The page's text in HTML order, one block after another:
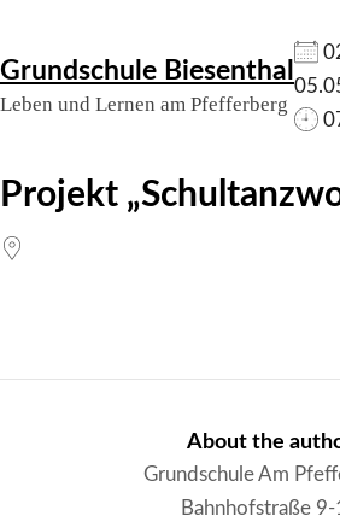
to
Grundschule Biesenthal
Leben und Lernen am Pfefferberg
Projekt
About the
Grundschule Am
Bahnhofstraße 9-